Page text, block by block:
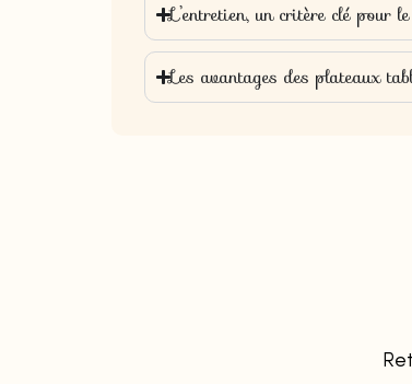
L’entretien, un critère clé pour
Les avantages des plateaux